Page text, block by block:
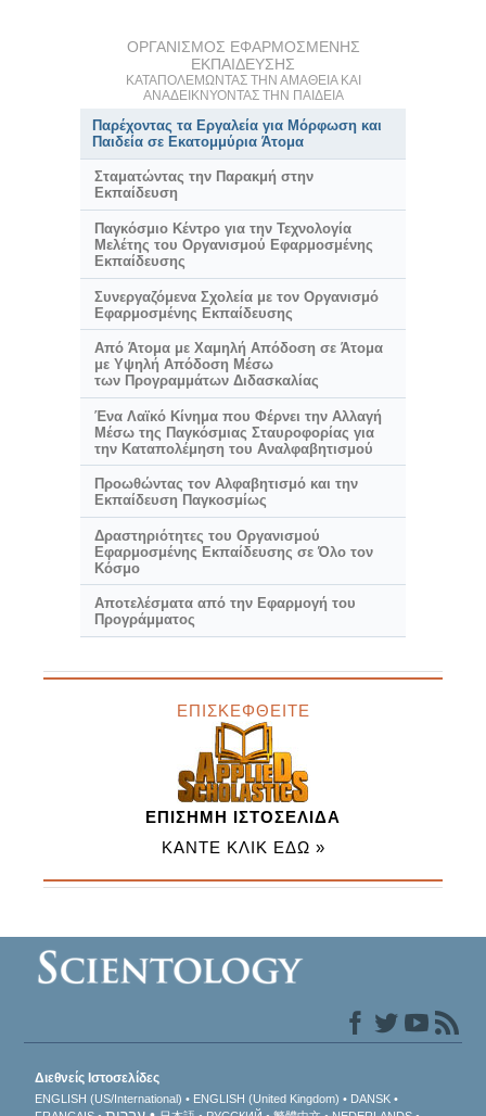
ΟΡΓΑΝΙΣΜΟΣ ΕΦΑΡΜΟΣΜΕΝΗΣ
ΕΚΠΑΙΔΕΥΣΗΣ
ΚΑΤΑΠΟΛΕΜΩΝΤΑΣ ΤΗΝ ΑΜΑΘΕΙΑ ΚΑΙ
ΑΝΑΔΕΙΚΝΥΟΝΤΑΣ ΤΗΝ ΠΑΙΔΕΙΑ
Παρέχοντας τα Εργαλεία για Μόρφωση και
Παιδεία σε Εκατομμύρια Άτομα
Σταματώντας την Παρακμή στην
Εκπαίδευση
Παγκόσμιο Κέντρο για την Τεχνολογία
Μελέτης του Οργανισμού Εφαρμοσμένης
Εκπαίδευσης
Συνεργαζόμενα Σχολεία με τον Οργανισμό
Εφαρμοσμένης Εκπαίδευσης
Από Άτομα με Χαμηλή Απόδοση σε Άτομα
με Υψηλή Απόδοση Μέσω
των Προγραμμάτων Διδασκαλίας
Ένα Λαϊκό Κίνημα που Φέρνει την Αλλαγή
Μέσω της Παγκόσμιας Σταυροφορίας για
την Καταπολέμηση του Αναλφαβητισμού
Προωθώντας τον Αλφαβητισμό και την
Εκπαίδευση Παγκοσμίως
Δραστηριότητες του Οργανισμού
Εφαρμοσμένης Εκπαίδευσης σε Όλο τον
Κόσμο
Αποτελέσματα από την Εφαρμογή του
Προγράμματος
ΕΠΙΣΚΕΦΘΕΙΤΕ
ΕΠΙΣΗΜΗ ΙΣΤΟΣΕΛΙΔΑ
ΚΑΝΤΕ ΚΛΙΚ ΕΔΩ »
Διεθνείς Ιστοσελίδες
ENGLISH (US/International) ENGLISH (United Kingdom)
DANSK